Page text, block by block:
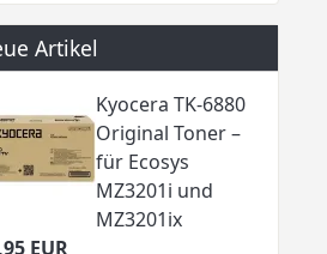
Artikel
Kyocera TK-6880
Original Toner –
für Ecosys
MZ3201i und
MZ3201ix
EUR